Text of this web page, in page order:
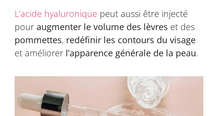
L’acide hyaluronique peut aussi être injecté
pour augmenter le volume des lèvres et des
pommettes, redéfinir les contours du visage
et améliorer l’apparence générale de la peau.